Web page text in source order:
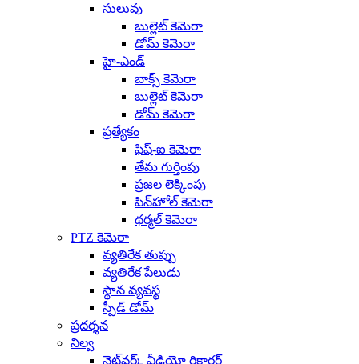
సులువు
బుల్లెట్ కెమెరా
డోమ్ కెమెరా
హై-ఎండ్
బాక్స్ కెమెరా
బుల్లెట్ కెమెరా
డోమ్ కెమెరా
ప్రత్యేకం
ఫిష్-ఐ కెమెరా
తేమ గుర్తింపు
ప్రజల లెక్కింపు
పిన్‌హోల్ కెమెరా
థర్మల్ కెమెరా
PTZ కెమెరా
వ్యతిరేక తుప్పు
వ్యతిరేక పేలుడు
స్థాన వ్యవస్థ
స్పీడ్ డోమ్
ప్రదర్శన
నిల్వ
నెట్‌వర్క్ వీడియో రికార్డర్